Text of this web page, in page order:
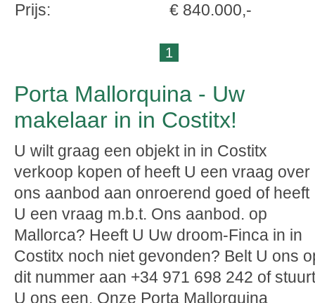
Prijs:
€ 840.000,-
1
Porta Mallorquina - Uw
makelaar in in Costitx!
U wilt graag een objekt in in Costitx
verkoop kopen of heeft U een vraag over
ons aanbod aan onroerend goed of heeft
U een vraag m.b.t. Ons aanbod. op
Mallorca? Heeft U Uw droom-Finca in in
Costitx noch niet gevonden? Belt U ons
dit nummer aan +34 971 698 242 of stuurt
U ons een. Onze Porta Mallorquina